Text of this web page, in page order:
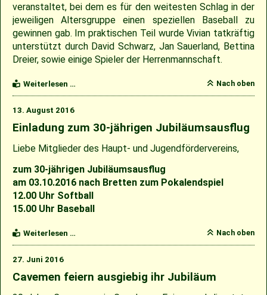
veranstaltet, bei dem es für den weitesten Schlag in der
jeweiligen Altersgruppe einen speziellen Baseball zu
gewinnen gab. Im praktischen Teil wurde Vivian tatkräftig
unterstützt durch David Schwarz, Jan Sauerland, Bettina
Dreier, sowie einige Spieler der Herrenmannschaft.
Weiterlesen … Nach oben
13. August 2016
Einladung zum 30-jährigen Jubiläumsausflug
Liebe Mitglieder des Haupt- und Jugendfördervereins,
zum 30-jährigen Jubiläumsausflug
am 03.10.2016 nach Bretten zum Pokalendspiel
12.00 Uhr Softball
15.00 Uhr Baseball
Weiterlesen …
Jubiläumsausflug
Nach oben
27. Juni 2016
Cavemen feiern ausgiebig ihr Jubiläum